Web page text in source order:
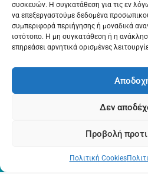
συσκευών. Η συγκατάθεση για τις εν
να επεξεργαστούμε δεδομένα
συμπεριφορά περιήγησης ή μοναδικά
ιστότοπο. Η μη συγκατάθεση ή η
επηρεάσει αρνητικά ορισμένες
Δεν
Προβολή
Πολιτική Cookies
Reserved . Powered by
Όροι & Προϋποθέσεις